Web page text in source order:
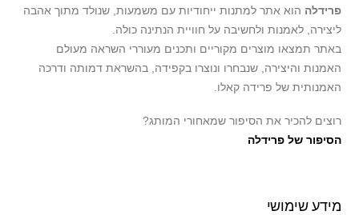
Top
פרידלה הוא אתר למתנות ייחודיות עם משמעות, שנולד מתוך אהבה
ליצירה, לאמנות ולחשיבה על חוויית הנתינה כולה.
באתר תמצאו מוצרים מקוריים ותכנים מעוררי השראה מעולם
האמנות והיצירה, שנבחרו ונוצרו בקפידה, בהשראת דמותה ודרכה
האמנותית של פרידה קאלו.
רוצים להכיר את הסיפור שמאחורי המותג?
הסיפור של פרידלה
מידע שימושי